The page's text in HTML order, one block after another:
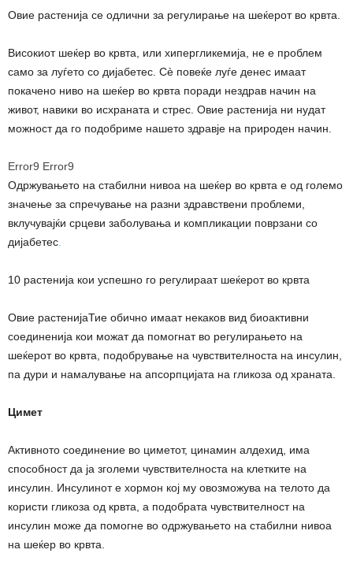
Овие растенија се одлични за регулирање на шеќерот во крвта.
Високиот шеќер во крвта, или хипергликемија, не е проблем
само за луѓето со дијабетес. Сè повеќе луѓе денес имаат
покачено ниво на шеќер во крвта поради нездрав начин на
живот, навики во исхраната и стрес. Овие растенија ни нудат
можност да го подобриме нашето здравје на природен начин.
Error9 Error9
Одржувањето на стабилни нивоа на шеќер во крвта е од големо
значење за спречување на разни здравствени проблеми,
вклучувајќи срцеви заболувања и компликации поврзани со
дијабетес.
10 растенија кои успешно го регулираат шеќерот во крвта
Овие растенијаТие обично имаат некаков вид биоактивни
соединенија кои можат да помогнат во регулирањето на
шеќерот во крвта, подобрување на чувствителноста на инсулин,
па дури и намалување на апсорпцијата на гликоза од храната.
Цимет
Активното соединение во циметот, цинамин алдехид, има
способност да ја зголеми чувствителноста на клетките на
инсулин. Инсулинот е хормон кој му овозможува на телото да
користи гликоза од крвта, а подобрата чувствителност на
инсулин може да помогне во одржувањето на стабилни нивоа
на шеќер во крвта.